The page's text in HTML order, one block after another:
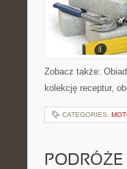
Zobacz także:
kolekcję receptur,
CATEGORIES: